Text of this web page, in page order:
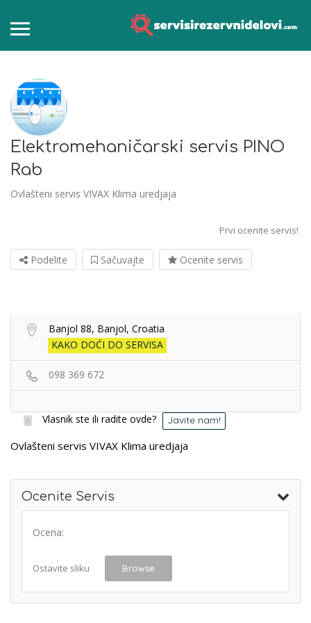
Elektromehaničarski servis PINO
Rab
Ovlašteni servis VIVAX Klima uredjaja
Prvi ocenite servis!
Podelite Sačuvajte Ocenite servis
Banjol 88, Banjol, Croatia
KAKO DOĆI DO SERVISA
098 369 672
Vlasnik ste ili radite ovde? Javite nam!
Ovlašteni servis VIVAX Klima uredjaja
Ocenite Servis
Ocena:
Ostavite sliku Browse